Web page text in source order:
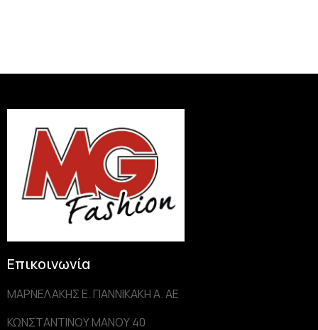
Επικοινωνία
ΜΑΡΝΕΛΑΚΗΣ Ε. ΓΙΑΝΝΙΚΑΚΗ Α. AE
ΚΩΝΣΤΑΝΤΙΝΟΥ ΜΑΝΟΥ 40